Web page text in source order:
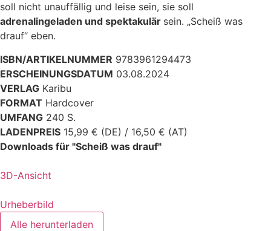
soll nicht unauffällig und leise sein, sie soll
adrenalingeladen und spektakulär sein. „Scheiß was
drauf“ eben.
ISBN/ARTIKELNUMMER 9783961294473
ERSCHEINUNGSDATUM 03.08.2024
VERLAG Karibu
FORMAT Hardcover
UMFANG 240 S.
LADENPREIS 15,99 € (DE) / 16,50 € (AT)
Downloads für "Scheiß was drauf"
3D-Ansicht
Urheberbild
Alle herunterladen